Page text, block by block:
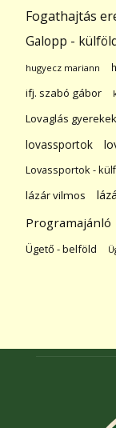
Fogathajtás
Galopp -
hugyecz mariann
ifj. szabó gábor
Lovaglás
lovassportok
Lovassportok -
lázár vilmos
Programajánló
Ügető - belföld